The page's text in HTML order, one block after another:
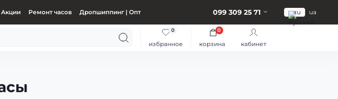
Акции Ремонт часов Дропшиппинг | Опт 099 309 25 71 ru ua
избранное
0
корзина
0
кабинет